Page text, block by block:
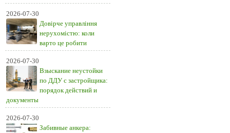
2026-07-30
Довірче управління
нерухомістю: коли
варто це робити
2026-07-30
Взыскание неустойки
по ДДУ с застройщика:
порядок действий и
документы
2026-07-30
Забивные анкера: